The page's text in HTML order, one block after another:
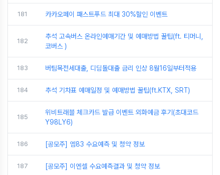
181 카카오페이 패스트푸드 최대 30%할인 이벤트
182
추석 고속버스 온라인예매기간 및 예매방법 꿀팁(ft. 티머니,
코버스 )
183 버팀목전세대출, 디딤돌대출 금리 인상 8월16일부터적용
184 추석 기차표 예매일정 및 예매방법 꿀팁(ft.KTX, SRT)
185
위비트래블 체크카드 발급 이벤트 외화예금 후기(초대코드
Y98LY6)
186 [공모주] 엠83 수요예측 및 청약 정보
187 [공모주] 이엔셀 수요예측결과 및 청약 정보